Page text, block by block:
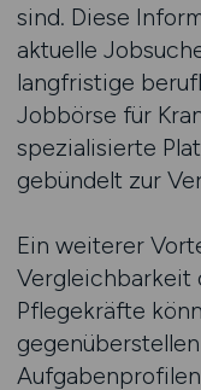
sind. Diese
aktuelle
langfristige
Jobbörse für
spezialisierte
gebündelt zur
Ein weiterer
Vergleichbarkeit
Pflegekräfte